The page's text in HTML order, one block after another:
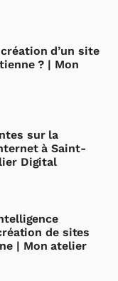
d’un site
? | Mon
sur la
à Saint-
Digital
de sites
| Mon atelier